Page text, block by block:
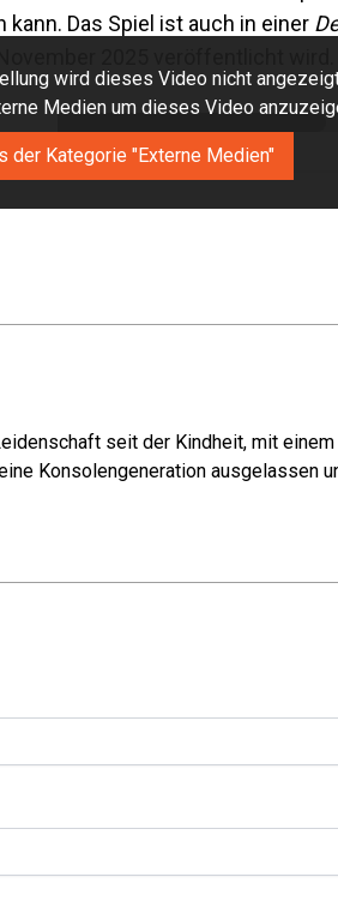
Das Spiel ist auch in einer
wird dieses Video nicht
Medien um dieses Video
der Kategorie "Externe Medien"
seit der Kindheit, mit
Konsolengeneration ausgelassen